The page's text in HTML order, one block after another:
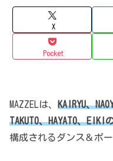
X
Pocket
MAZZELは、 KAIRYU、
TAKUTO、HAYATO、EIKI
構成されるダンス＆ボ